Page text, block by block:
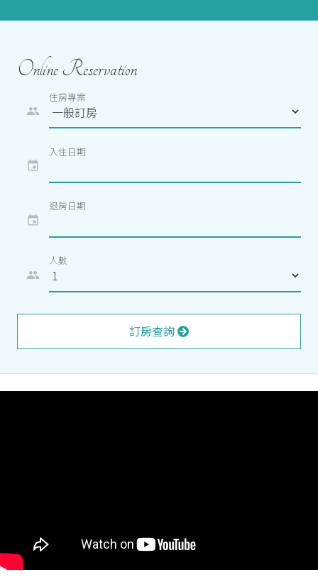
Online Reservation
住房專案
people
入住日期
event
退房日期
event
人數
people
訂房查詢